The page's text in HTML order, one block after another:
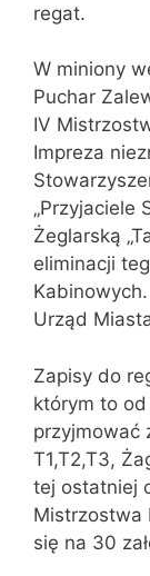
regat.
W miniony
Puchar
IV
Impreza
„Przyjaciele
Żeglarską
eliminacji
Urząd
Zapisy do
którym to
przyjmować
T1,T2,T3,
tej ostatniej
Mistrzostwa
się na 30